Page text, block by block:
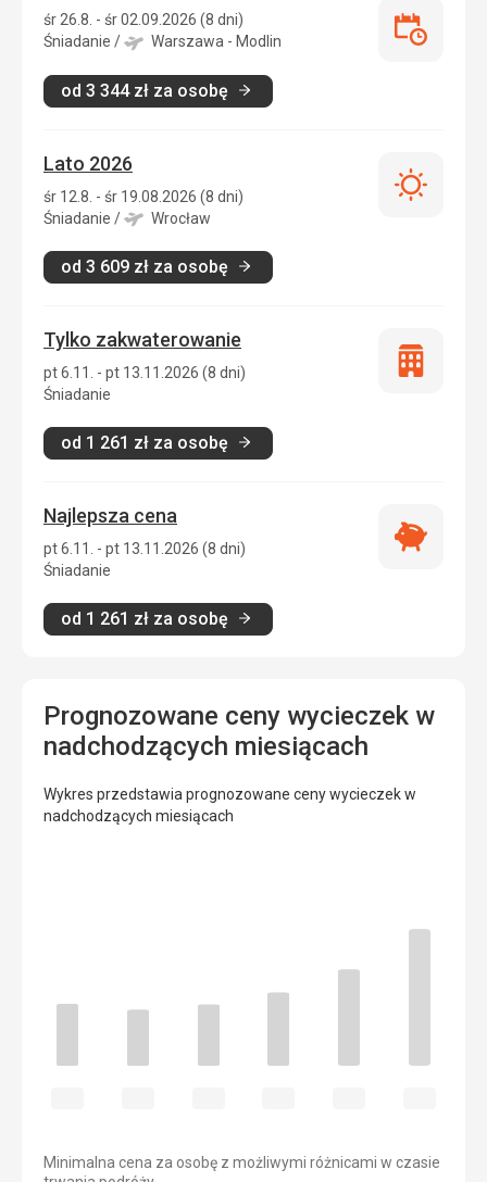
śr 26.8. - śr 02.09.2026 (8 dni)
Śniadanie / Warszawa - Modlin
od 3 344 zł za osobę
Last
Lato 2026
śr 12.8. - śr 19.08.2026 (8 dni)
Śniadanie / Wrocław
od 3 609 zł za osobę
Lato
Tylko zakwaterowanie
pt 6.11. - pt 13.11.2026 (8 dni)
Śniadanie
od 1 261 zł za osobę
Tylko
Najlepsza cena
pt 6.11. - pt 13.11.2026 (8 dni)
Śniadanie
od 1 261 zł za osobę
Najlepsza
Prognozowane ceny wycieczek w
nadchodzących miesiącach
Wykres przedstawia prognozowane ceny wycieczek w
nadchodzących miesiącach
Minimalna cena za osobę z możliwymi różnicami w czasie